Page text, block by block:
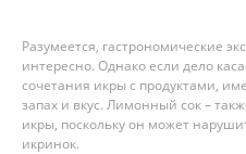
Разумеется, гастрономические
интересно. Однако если дело
сочетания икры с продуктами,
запах и вкус. Лимонный сок –
икры, поскольку он может